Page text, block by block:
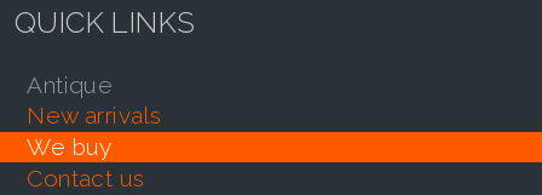
QUICK LINKS
antique
new arrivals
we buy
contact us